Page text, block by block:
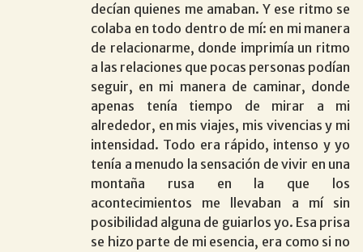
decían quienes me amaban. Y ese ritmo se
colaba en todo dentro de mí: en mi manera
de relacionarme, donde imprimía un ritmo
a las relaciones que pocas personas podían
seguir, en mi manera de caminar, donde
apenas tenía tiempo de mirar a mi
alrededor, en mis viajes, mis vivencias y mi
intensidad. Todo era rápido, intenso y yo
tenía a menudo la sensación de vivir en una
montaña rusa en la que los
acontecimientos me llevaban a mí sin
posibilidad alguna de guiarlos yo. Esa prisa
se hizo parte de mi esencia, era como si no